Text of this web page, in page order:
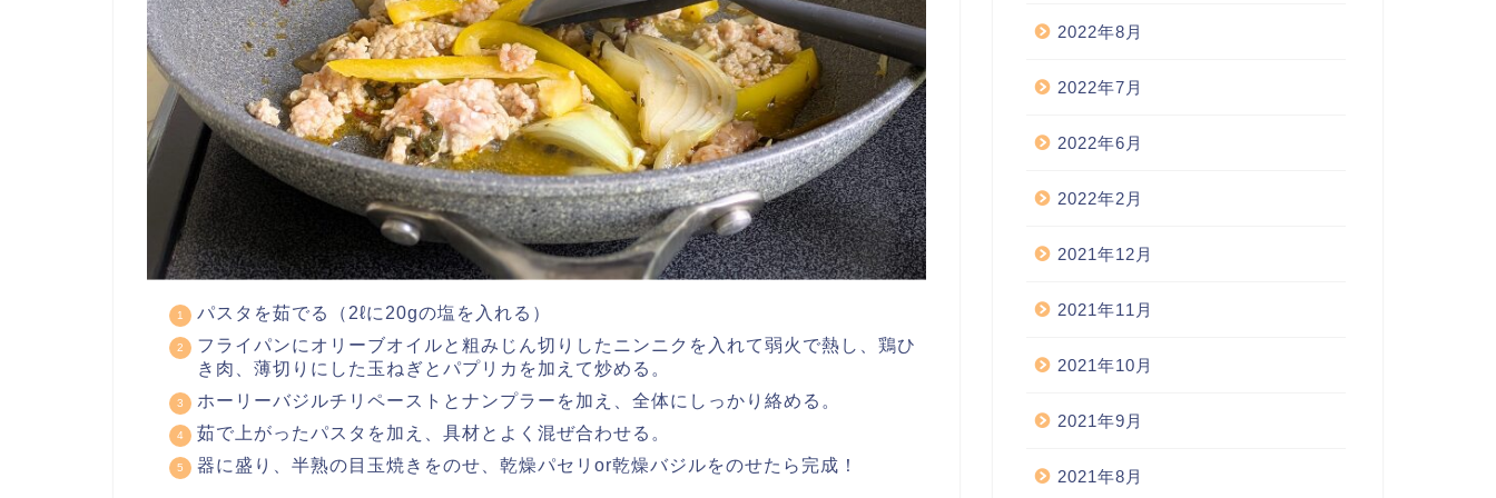
パスタを茹でる（2ℓに20gの塩を入れる）
フライパンにオリーブオイルと粗みじん切りしたニンニクを入れて弱火で熱し、鶏ひ
き肉、薄切りにした玉ねぎとパプリカを加えて炒める。
ホーリーバジルチリペーストとナンプラーを加え、全体にしっかり絡める。
茹で上がったパスタを加え、具材とよく混ぜ合わせる。
器に盛り、半熟の目玉焼きをのせ、乾燥パセリor乾燥バジルをのせたら完成！
2022年8月
2022年7月
2022年6月
2022年2月
2021年12月
2021年11月
2021年10月
2021年9月
2021年8月